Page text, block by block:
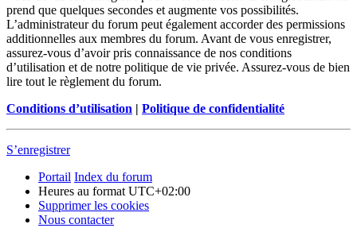
prend que quelques secondes et augmente vos possibilités.
L’administrateur du forum peut également accorder des permissions
additionnelles aux membres du forum. Avant de vous enregistrer,
assurez-vous d’avoir pris connaissance de nos conditions
d’utilisation et de notre politique de vie privée. Assurez-vous de bien
lire tout le règlement du forum.
Conditions d’utilisation | Politique de confidentialité
S’enregistrer
Portail Index du forum
Heures au formatUTC+02:00
Supprimer les cookies
Nous contacter